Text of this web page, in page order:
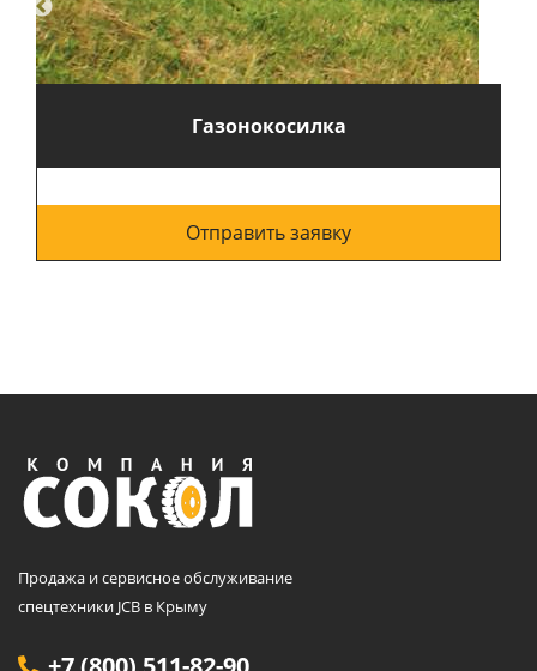
Газонокосилка
Отправить заявку
Продажа и сервисное обслуживание
спецтехники JCB в Крыму